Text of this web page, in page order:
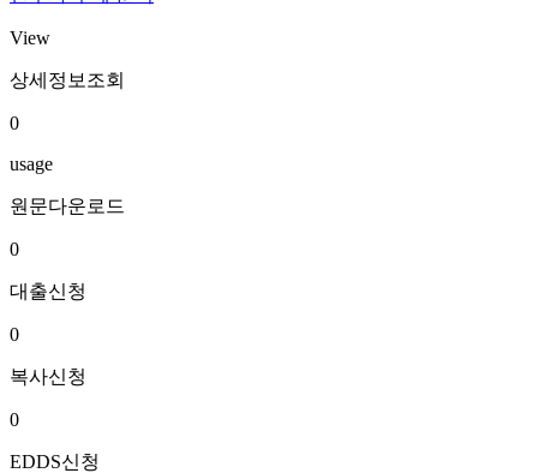
View
상세정보조회
0
usage
원문다운로드
0
대출신청
0
복사신청
0
EDDS신청